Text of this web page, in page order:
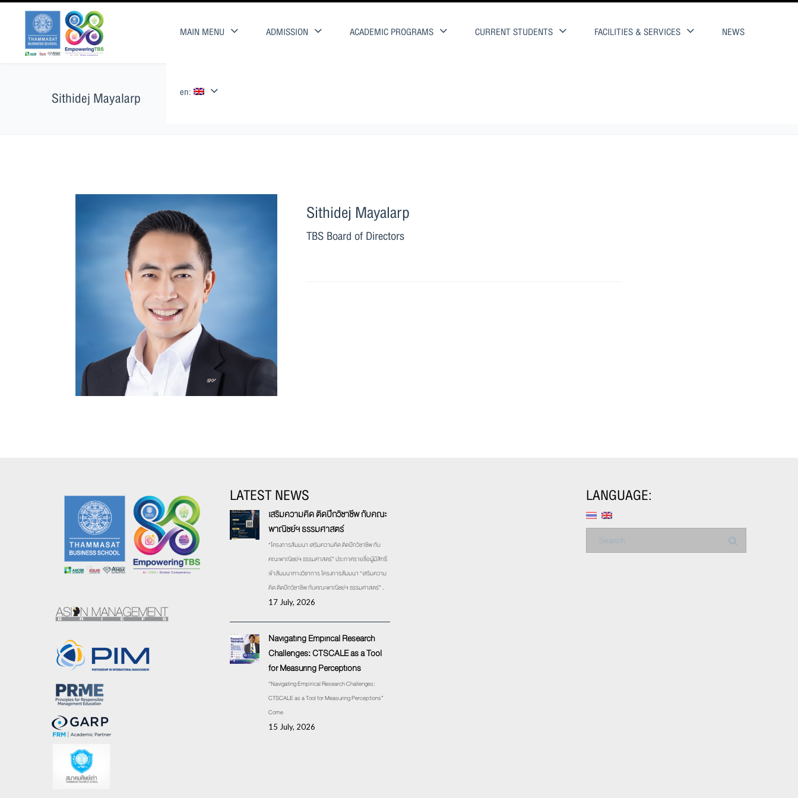
MAIN MENU ADMISSION ACADEMIC PROGRAMS CURRENT STUDENTS FACILITIES & SERVICES NEWS
en:
Sithidej Mayalarp
Sithidej Mayalarp
TBS Board of Directors
LATEST NEWS
เสริมความคิด ติดปีกวิชาชีพ กับคณะ
พาณิชย์ฯ ธรรมศาสตร์
“โครงการสัมมนา เสริมความคิด ติดปีกวิชาชีพ กับ
คณะพาณิชย์ฯ ธรรมศาสตร์” ประกาศรายชื่อผู้มีสิทธิ์
เข้าสัมมนาทางวิชาการ โครงการสัมมนา “เสริมความ
คิด ติดปีกวิชาชีพ กับคณะพาณิชย์ฯ ธรรมศาสตร์” .
17 July, 2026
Navigating Empirical Research
Challenges: CTSCALE as a Tool
for Measuring Perceptions
“Navigating Empirical Research Challenges:
CTSCALE as a Tool for Measuring Perceptions”
Come
15 July, 2026
LANGUAGE: